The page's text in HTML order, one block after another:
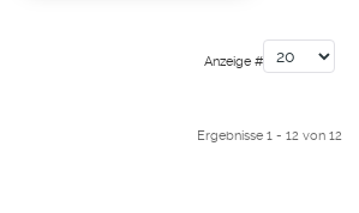
Anzeige #
Ergebnisse 1 - 12 von 12